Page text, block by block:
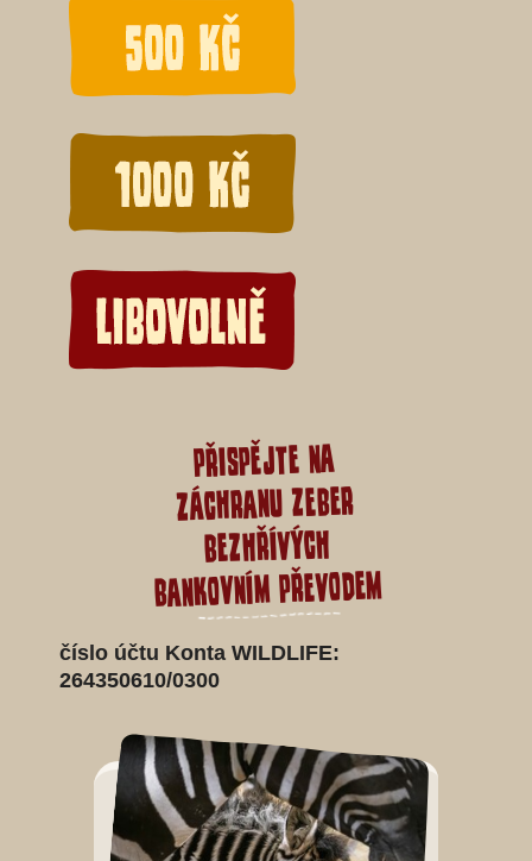
přispějte na
záchranu zeber
bezhřívých
bankovním převodem
číslo účtu Konta WILDLIFE:
264350610/0300